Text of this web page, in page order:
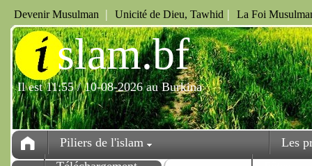
Devenir Musulman | Unicité de Dieu, Tawhid | La Foi
islam.bf
Il est 11:55 / 10-08-2026 au Burkina
Piliers de l'islam
Les